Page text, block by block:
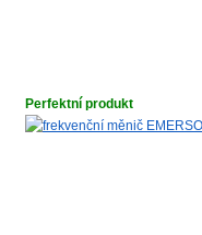
Perfektní produkt